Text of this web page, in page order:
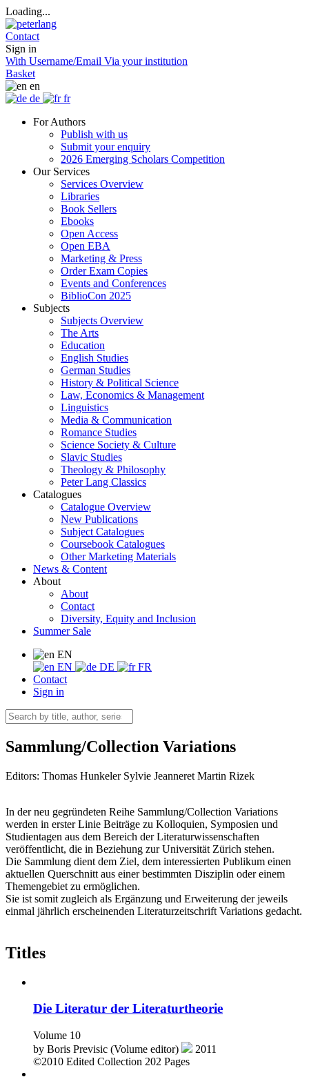
Loading...
Contact
Sign in
With Username/Email Via your institution
Basket
en
de
fr
For Authors
Publish with us
Submit your enquiry
2026 Emerging Scholars Competition
Our Services
Services Overview
Libraries
Book Sellers
Ebooks
Open Access
Open EBA
Marketing & Press
Order Exam Copies
Events and Conferences
BiblioCon 2025
Subjects
Subjects Overview
The Arts
Education
English Studies
German Studies
History & Political Science
Law, Economics & Management
Linguistics
Media & Communication
Romance Studies
Science Society & Culture
Slavic Studies
Theology & Philosophy
Peter Lang Classics
Catalogues
Catalogue Overview
New Publications
Subject Catalogues
Coursebook Catalogues
Other Marketing Materials
News & Content
About
About
Contact
Diversity, Equity and Inclusion
Summer Sale
EN
EN
DE
FR
Contact
Sign in
Sammlung/Collection Variations
Editors: Thomas Hunkeler Sylvie Jeanneret Martin Rizek
In der neu gegründeten Reihe Sammlung/Collection Variations
werden in erster Linie Beiträge zu Kolloquien, Symposien und
Studientagen aus dem Bereich der Literaturwissenschaften
veröffentlicht, die in Beziehung zur Universität Zürich stehen.
Die Sammlung dient dem Ziel, dem interessierten Publikum einen
aktuellen Querschnitt aus einer bestimmten Disziplin oder einem
Themengebiet zu ermöglichen.
Sie ist somit zugleich als Ergänzung und Erweiterung der jeweils
einmal jährlich erscheinenden Literaturzeitschrift Variations gedacht.
Titles
Die Literatur der Literaturtheorie
Volume 10
by Boris Previsic (Volume editor)
2011
©2010 Edited Collection 202 Pages